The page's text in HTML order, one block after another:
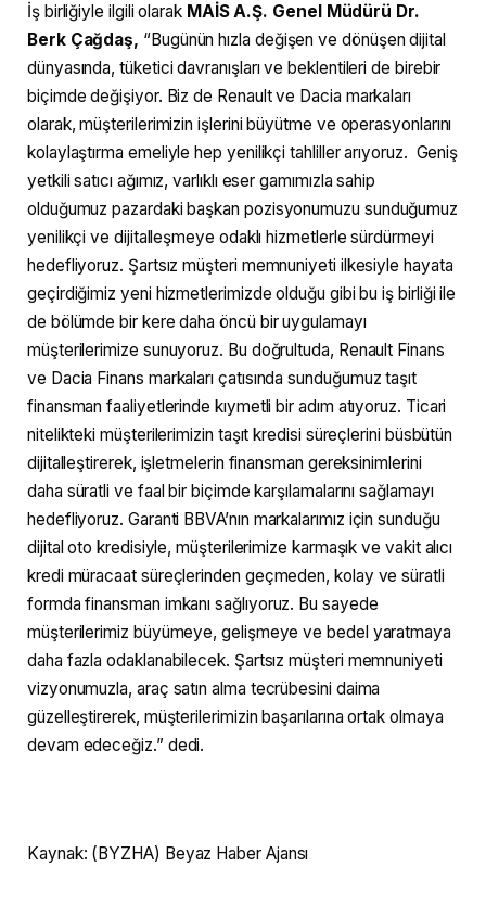
İş birliğiyle ilgili olarak MAİS A.Ş. Genel Müdürü Dr.
Berk Çağdaş, “Bugünün hızla değişen ve dönüşen dijital
dünyasında, tüketici davranışları ve beklentileri de birebir
biçimde değişiyor. Biz de Renault ve Dacia markaları
olarak, müşterilerimizin işlerini büyütme ve operasyonlarını
kolaylaştırma emeliyle hep yenilikçi tahliller arıyoruz. Geniş
yetkili satıcı ağımız, varlıklı eser gamımızla sahip
olduğumuz pazardaki başkan pozisyonumuzu sunduğumuz
yenilikçi ve dijitalleşmeye odaklı hizmetlerle sürdürmeyi
hedefliyoruz. Şartsız müşteri memnuniyeti ilkesiyle hayata
geçirdiğimiz yeni hizmetlerimizde olduğu gibi bu iş birliği ile
de bölümde bir kere daha öncü bir uygulamayı
müşterilerimize sunuyoruz. Bu doğrultuda, Renault Finans
ve Dacia Finans markaları çatısında sunduğumuz taşıt
finansman faaliyetlerinde kıymetli bir adım atıyoruz. Ticari
nitelikteki müşterilerimizin taşıt kredisi süreçlerini büsbütün
dijitalleştirerek, işletmelerin finansman gereksinimlerini
daha süratli ve faal bir biçimde karşılamalarını sağlamayı
hedefliyoruz. Garanti BBVA’nın markalarımız için sunduğu
dijital oto kredisiyle, müşterilerimize karmaşık ve vakit alıcı
kredi müracaat süreçlerinden geçmeden, kolay ve süratli
formda finansman imkanı sağlıyoruz. Bu sayede
müşterilerimiz büyümeye, gelişmeye ve bedel yaratmaya
daha fazla odaklanabilecek. Şartsız müşteri memnuniyeti
vizyonumuzla, araç satın alma tecrübesini daima
güzelleştirerek, müşterilerimizin başarılarına ortak olmaya
devam edeceğiz.” dedi.
Kaynak: (BYZHA) Beyaz Haber Ajansı